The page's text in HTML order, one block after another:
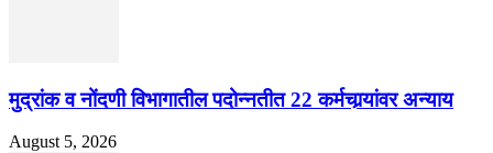
मुद्रांक व नोंदणी विभागातील पदोन्नतीत 22 कर्मचार्‍यांवर अन्याय
August 5, 2026